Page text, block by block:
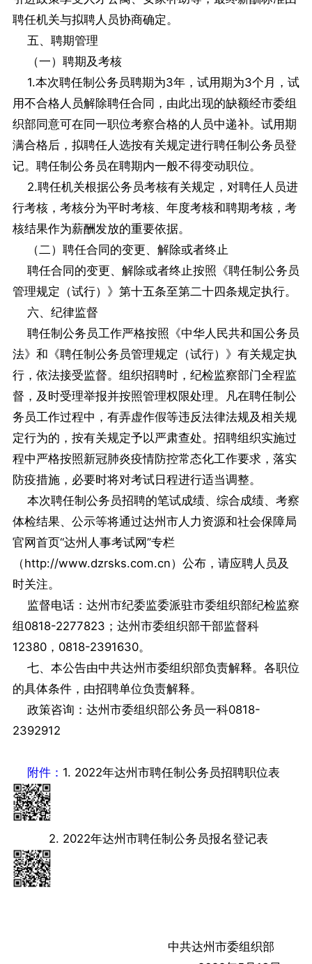
聘任机关与拟聘人员协商确定。
五、聘期管理
（一）聘期及考核
1.本次聘任制公务员聘期为3年，试用期为3个月，试
用不合格人员解除聘任合同，由此出现的缺额经市委组
织部同意可在同一职位考察合格的人员中递补。试用期
满合格后，拟聘任人选按有关规定进行聘任制公务员登
记。聘任制公务员在聘期内一般不得变动职位。
2.聘任机关根据公务员考核有关规定，对聘任人员进
行考核，考核分为平时考核、年度考核和聘期考核，考
核结果作为薪酬发放的重要依据。
（二）聘任合同的变更、解除或者终止
聘任合同的变更、解除或者终止按照《聘任制公务员
管理规定（试行）》第十五条至第二十四条规定执行。
六、纪律监督
聘任制公务员工作严格按照《中华人民共和国公务员
法》和《聘任制公务员管理规定（试行）》有关规定执
行，依法接受监督。组织招聘时，纪检监察部门全程监
督，及时受理举报并按照管理权限处理。凡在聘任制公
务员工作过程中，有弄虚作假等违反法律法规及相关规
定行为的，按有关规定予以严肃查处。招聘组织实施过
程中严格按照新冠肺炎疫情防控常态化工作要求，落实
防疫措施，必要时将对考试日程进行适当调整。
本次聘任制公务员招聘的笔试成绩、综合成绩、考察
体检结果、公示等将通过达州市人力资源和社会保障局
官网首页“达州人事考试网”专栏
（http://www.dzrsks.com.cn）公布，请应聘人员及
时关注。
监督电话：达州市纪委监委派驻市委组织部纪检监察
组0818-2277823；达州市委组织部干部监督科
12380，0818-2391630。
七、本公告由中共达州市委组织部负责解释。各职位
的具体条件，由招聘单位负责解释。
政策咨询：达州市委组织部公务员一科0818-
2392912
附件： 1. 2022年达州市聘任制公务员招聘职位表
2. 2022年达州市聘任制公务员报名登记表
中共达州市委组织部